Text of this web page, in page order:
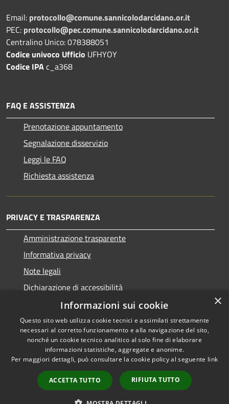
Email: protocollo@comune.sannicolodarcidano.or.it
PEC: protocollo@pec.comune.sannicolodarcidano.or.it
Centralino Unico: 078388051
Codice univoco Ufficio UFHYOY
Codice IPAc_a368
FAQ E ASSISTENZA
Prenotazione appuntamento
Segnalazione disservizio
Leggi le FAQ
Richiesta assistenza
PRIVACY E TRASPARENZA
Amministrazione trasparente
Informativa privacy
Note legali
Dichiarazione di accessibilità
Accessibilità
Privacy
Mappa del sito
Copyright © 2026 • Comune di
San Nicolò d'Arcidano •
Powered byMunicipium •
Accesso redazione
×
Informazioni sui cookie
Questo sito web utilizza cookie tecnici e assimilati strettamente
necessari al corretto funzionamento e alla navigazione del sito,
nonché un cookie tecnico analitico al solo fine di elaborare
informazioni statistiche, aggregate e anonime.
Per maggiori dettagli, può consultare la cookie policy al seguente link
ACCETTA TUTTO RIFIUTA TUTTO